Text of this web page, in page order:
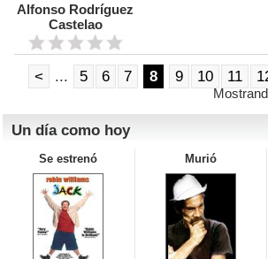
Alfonso Rodríguez
Castelao
< ... 5 6 7 8 9 10 11
Un día como hoy
Se estrenó Murió